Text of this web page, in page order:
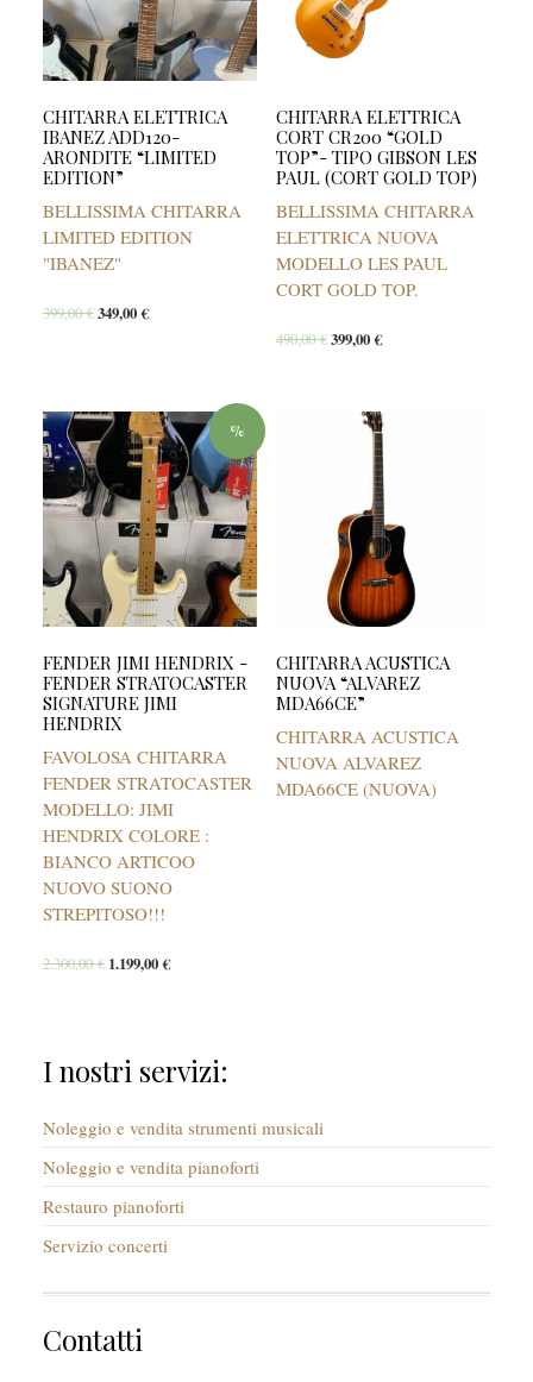
CHITARRA ELETTRICA
IBANEZ ADD120-
ARONDITE “LIMITED
EDITION”
BELLISSIMA CHITARRA
LIMITED EDITION
"IBANEZ"
399,00€349,00€
CHITARRA ELETTRICA
CORT CR200 “GOLD
TOP”- TIPO GIBSON LES
PAUL (CORT GOLD TOP)
BELLISSIMA CHITARRA
ELETTRICA NUOVA
MODELLO LES PAUL
CORT GOLD TOP.
490,00€399,00€
%
FENDER JIMI HENDRIX -
FENDER STRATOCASTER
SIGNATURE JIMI
HENDRIX
FAVOLOSA CHITARRA
FENDER STRATOCASTER
MODELLO: JIMI
HENDRIX COLORE :
BIANCO ARTICOO
NUOVO SUONO
STREPITOSO!!!
2.300,00€ 1.199,00€
CHITARRA ACUSTICA
NUOVA “ALVAREZ
MDA66CE”
CHITARRA ACUSTICA
NUOVA ALVAREZ
MDA66CE (NUOVA)
I nostri servizi:
Noleggio e vendita strumenti musicali
Noleggio e vendita pianoforti
Restauro pianoforti
Servizio concerti
Contatti